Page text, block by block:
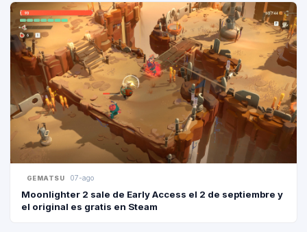
GEMATSU 07-ago
Moonlighter 2 sale de Early Access el 2 de septiembre y
el original es gratis en Steam